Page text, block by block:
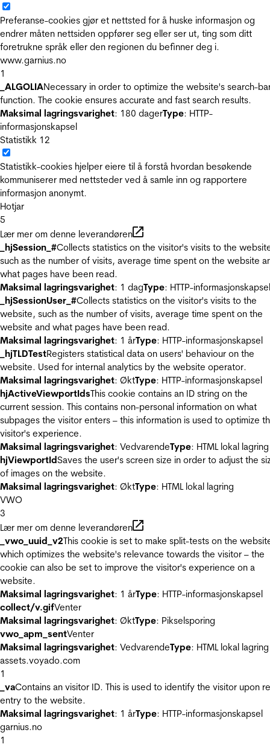
Preferanse-cookies gjør et nettsted for å huske informasjon og
endrer måten nettsiden oppfører seg eller ser ut, ting som ditt
foretrukne språk eller den regionen du befinner deg i.
www.garnius.no
1
_ALGOLIANecessary in order to optimize the website's search-
function. The cookie ensures accurate and fast search results.
Maksimal lagringsvarighet: 180 dagerType: HTTP-
informasjonskapsel
Statistikk 12
Statistikk-cookies hjelper eiere til å forstå hvordan besøkende
kommuniserer med nettsteder ved å samle inn og rapportere
informasjon anonymt.
Hotjar
5
Lær mer om denne leverandøren
_hjSession_#Collects statistics on the visitor's visits to the
such as the number of visits, average time spent on the website
what pages have been read.
Maksimal lagringsvarighet: 1 dagType: HTTP-informasjonskapsel
_hjSessionUser_#Collects statistics on the visitor's visits to the
website, such as the number of visits, average time spent on the
website and what pages have been read.
Maksimal lagringsvarighet: 1 årType: HTTP-informasjonskapsel
_hjTLDTestRegisters statistical data on users' behaviour on the
website. Used for internal analytics by the website operator.
Maksimal lagringsvarighet: ØktType: HTTP-informasjonskapsel
hjActiveViewportIdsThis cookie contains an ID string on the
current session. This contains non-personal information on what
subpages the visitor enters – this information is used to optimize
visitor's experience.
Maksimal lagringsvarighet: VedvarendeType: HTML lokal lagring
hjViewportIdSaves the user's screen size in order to adjust the
of images on the website.
Maksimal lagringsvarighet: ØktType: HTML lokal lagring
VWO
3
Lær mer om denne leverandøren
_vwo_uuid_v2This cookie is set to make split-tests on the
which optimizes the website's relevance towards the visitor – the
cookie can also be set to improve the visitor's experience on a
website.
Maksimal lagringsvarighet: 1 årType: HTTP-informasjonskapsel
collect/v.gifVenter
Maksimal lagringsvarighet: ØktType: Pikselsporing
vwo_apm_sentVenter
Maksimal lagringsvarighet: VedvarendeType: HTML lokal lagring
assets.voyado.com
1
_vaContains an visitor ID. This is used to identify the visitor upon
entry to the website.
Maksimal lagringsvarighet: 1 årType: HTTP-informasjonskapsel
garnius.no
1